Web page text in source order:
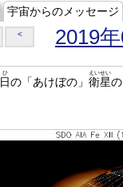
宇宙からのメッセージ
< 2019年
日
ひ
の「あけぼの」 衛星
えいせい